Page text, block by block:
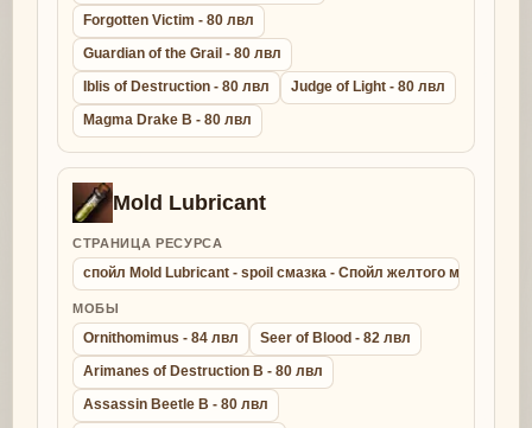
Forgotten Victim - 80 лвл
Guardian of the Grail - 80 лвл
Iblis of Destruction - 80 лвл
Judge of Light - 80 лвл
Magma Drake B - 80 лвл
Mold Lubricant
СТРАНИЦА РЕСУРСА
спойл Mold Lubricant - spoil смазка - Спойл желтого молда
МОБЫ
Ornithomimus - 84 лвл
Seer of Blood - 82 лвл
Arimanes of Destruction B - 80 лвл
Assassin Beetle B - 80 лвл